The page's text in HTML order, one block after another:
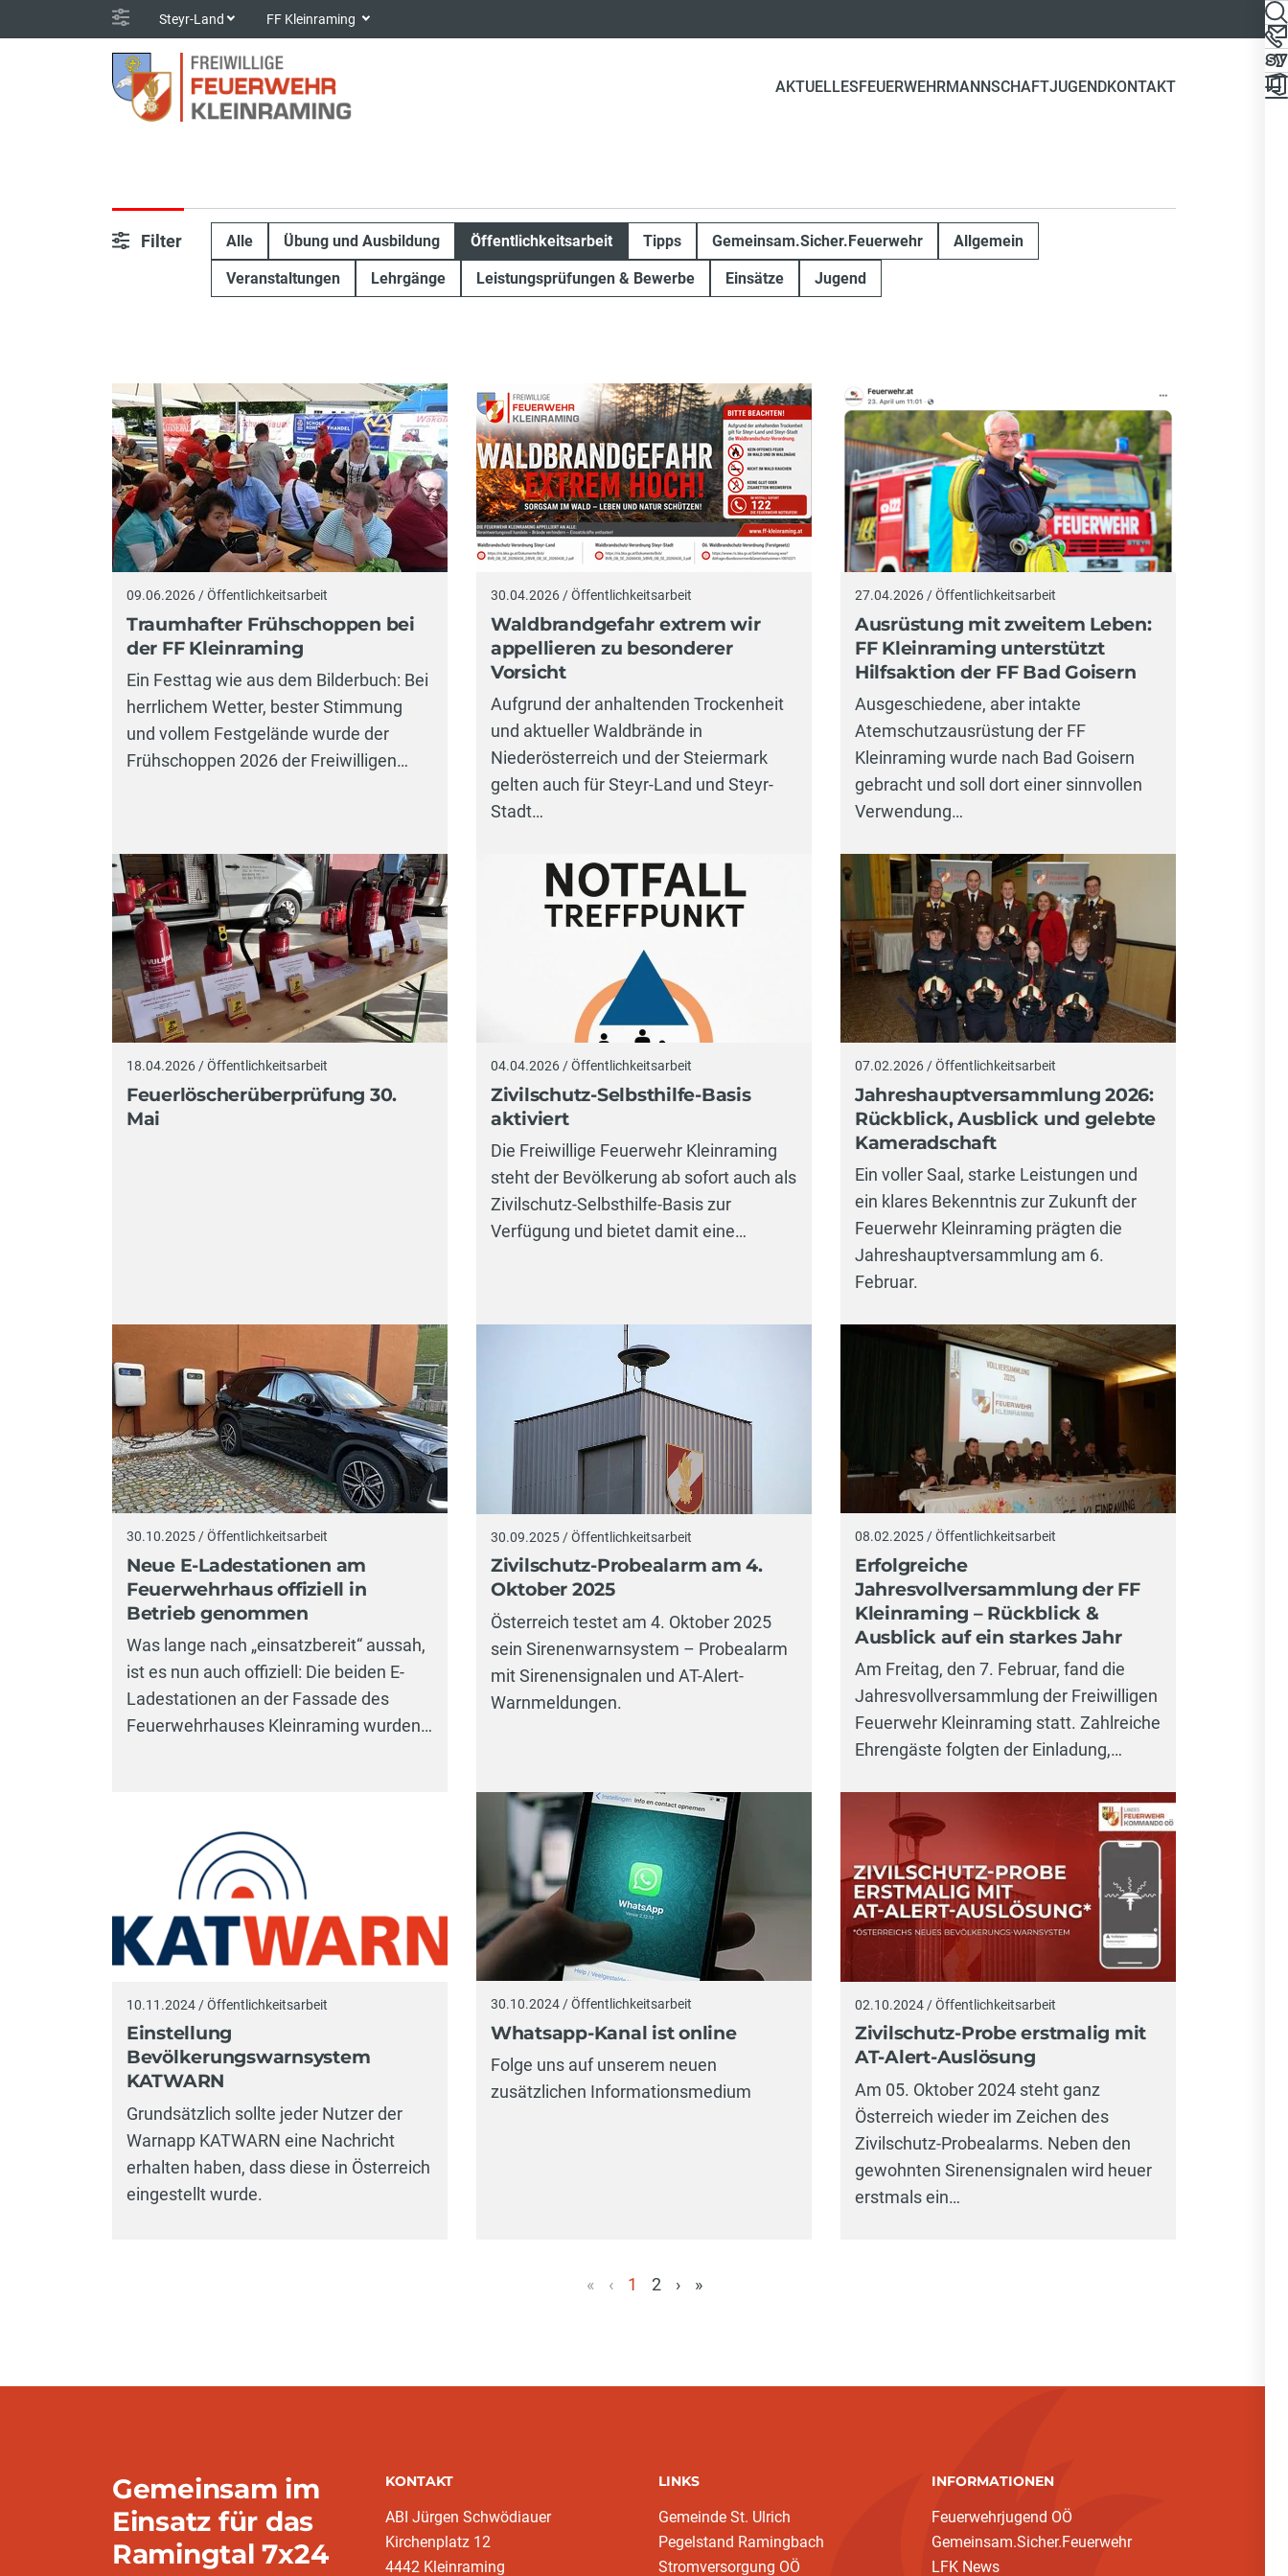
Steyr-Land FF Kleinraming
AKTUELLESFEUERWEHRMANNSCHAFTJUGENDKONTAKT
Filter Alle Übung und Ausbildung Öffentlichkeitsarbeit Tipps Gemeinsam.Sicher.Feuerwehr Allgemein
Veranstaltungen Lehrgänge Leistungsprüfungen & Bewerbe Einsätze Jugend
09.06.2026 / Öffentlichkeitsarbeit
Traumhafter Frühschoppen bei
der FF Kleinraming
Ein Festtag wie aus dem Bilderbuch: Bei
herrlichem Wetter, bester Stimmung
und vollem Festgelände wurde der
Frühschoppen 2026 der Freiwilligen…
30.04.2026 / Öffentlichkeitsarbeit
Waldbrandgefahr extrem wir
appellieren zu besonderer
Vorsicht
Aufgrund der anhaltenden Trockenheit
und aktueller Waldbrände in
Niederösterreich und der Steiermark
gelten auch für Steyr-Land und Steyr-
Stadt…
27.04.2026 / Öffentlichkeitsarbeit
Ausrüstung mit zweitem Leben:
FF Kleinraming unterstützt
Hilfsaktion der FF Bad Goisern
Ausgeschiedene, aber intakte
Atemschutzausrüstung der FF
Kleinraming wurde nach Bad Goisern
gebracht und soll dort einer sinnvollen
Verwendung…
18.04.2026 / Öffentlichkeitsarbeit
Feuerlöscherüberprüfung 30.
Mai
04.04.2026 / Öffentlichkeitsarbeit
Zivilschutz-Selbsthilfe-Basis
aktiviert
Die Freiwillige Feuerwehr Kleinraming
steht der Bevölkerung ab sofort auch als
Zivilschutz-Selbsthilfe-Basis zur
Verfügung und bietet damit eine…
07.02.2026 / Öffentlichkeitsarbeit
Jahreshauptversammlung 2026:
Rückblick, Ausblick und gelebte
Kameradschaft
Ein voller Saal, starke Leistungen und
ein klares Bekenntnis zur Zukunft der
Feuerwehr Kleinraming prägten die
Jahreshauptversammlung am 6.
Februar.
30.10.2025 / Öffentlichkeitsarbeit
Neue E-Ladestationen am
Feuerwehrhaus offiziell in
Betrieb genommen
Was lange nach „einsatzbereit“ aussah,
ist es nun auch offiziell: Die beiden E-
Ladestationen an der Fassade des
Feuerwehrhauses Kleinraming wurden…
30.09.2025 / Öffentlichkeitsarbeit
Zivilschutz-Probealarm am 4.
Oktober 2025
Österreich testet am 4. Oktober 2025
sein Sirenenwarnsystem – Probealarm
mit Sirenensignalen und AT-Alert-
Warnmeldungen.
08.02.2025 / Öffentlichkeitsarbeit
Erfolgreiche
Jahresvollversammlung der FF
Kleinraming – Rückblick &
Ausblick auf ein starkes Jahr
Am Freitag, den 7. Februar, fand die
Jahresvollversammlung der Freiwilligen
Feuerwehr Kleinraming statt. Zahlreiche
Ehrengäste folgten der Einladung,…
10.11.2024 / Öffentlichkeitsarbeit
Einstellung
Bevölkerungswarnsystem
KATWARN
Grundsätzlich sollte jeder Nutzer der
Warnapp KATWARN eine Nachricht
erhalten haben, dass diese in Österreich
eingestellt wurde.
30.10.2024 / Öffentlichkeitsarbeit
Whatsapp-Kanal ist online
Folge uns auf unserem neuen
zusätzlichen Informationsmedium
02.10.2024 / Öffentlichkeitsarbeit
Zivilschutz-Probe erstmalig mit
AT-Alert-Auslösung
Am 05. Oktober 2024 steht ganz
Österreich wieder im Zeichen des
Zivilschutz-Probealarms. Neben den
gewohnten Sirenensignalen wird heuer
erstmals ein…
« ‹
1
2 › »
Gemeinsam im
Einsatz für das
Ramingtal 7x24
KONTAKT
ABI Jürgen Schwödiauer
Kirchenplatz 12
4442 Kleinraming
LINKS
Gemeinde St. Ulrich
Pegelstand Ramingbach
Stromversorgung OÖ
INFORMATIONEN
Feuerwehrjugend OÖ
Gemeinsam.Sicher.Feuerwehr
LFK News